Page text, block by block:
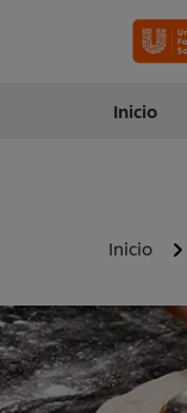
Inicio
Inicio